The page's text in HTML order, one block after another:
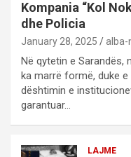
Kompania “Kol
dhe Policia
January 28, 2025 alba-
Në qytetin e Sarandës,
ka marrë formë, duke
dështimin e
garantuar…
LAJME